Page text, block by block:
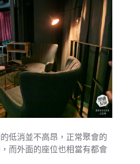
低消並不高昂，正常聚會的
而外面的座位也相當有都會